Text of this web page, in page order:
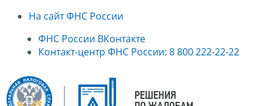
На сайт ФНС России
ФНС России ВКонтакте
Контакт-центр ФНС России: 8 800 222-22-22